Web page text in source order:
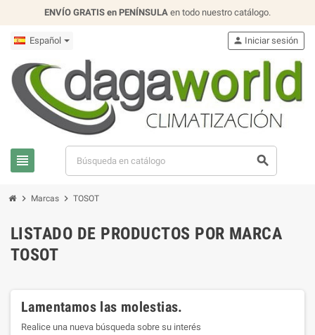
ENVÍO GRATIS en PENÍNSULA en todo nuestro catálogo.
Español
view_headline search
person Iniciar sesión
chevron_right Marcas chevron_right TOSOT
LISTADO DE PRODUCTOS POR MARCA
TOSOT
Lamentamos las molestias.
Realice una nueva búsqueda sobre su interés